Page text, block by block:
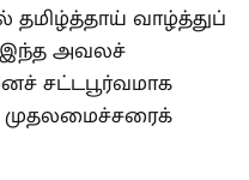
வாழ்த்துப்
இந்த அவலச்
சட்டபூர்வமாக
முதலமைச்சரைக்